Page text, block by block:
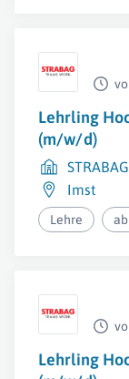
Lehrling
(m/w/d)
Imst
Lehre
Lehrling